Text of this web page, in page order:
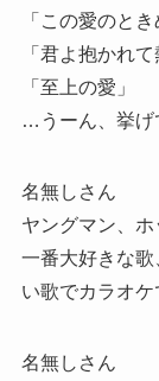
「この愛のと
「君よ抱かれ
「至上の愛」
…うーん、挙げ
名無しさん
ヤングマン、
一番大好きな
い歌でカラオケ
名無しさん